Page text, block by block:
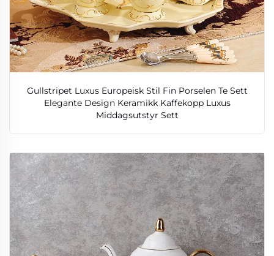
Gullstripet Luxus Europeisk Stil Fin Porselen Te Sett
Elegante Design Keramikk Kaffekopp Luxus
Middagsutstyr Sett